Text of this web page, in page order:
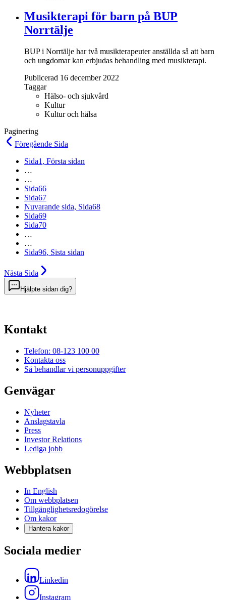
Musikterapi för barn på BUP
Norrtälje
BUP i Norrtälje har två musikterapeuter anställda så att barn
och ungdomar kan erbjudas behandling med musikterapi.
Publicerad 16 december 2022
Taggar
Hälso- och sjukvård
Kultur
Kultur och hälsa
Paginering
Föregående Sida
Sida1 , Första sidan
…
…
Sida66
Sida67
Nuvarande sida, Sida68
Sida69
Sida70
…
…
Sida96, Sista sidan
Nästa Sida
Hjälpte sidan dig?
Kontakt
Telefon: 08-123 100 00
Kontakta oss
Så behandlar vi personuppgifter
Genvägar
Nyheter
Anslagstavla
Press
Investor Relations
Lediga jobb
Webbplatsen
In English
Om webbplatsen
Tillgänglighetsredogörelse
Om kakor
Hantera kakor
Sociala medier
Linkedin
Instagram